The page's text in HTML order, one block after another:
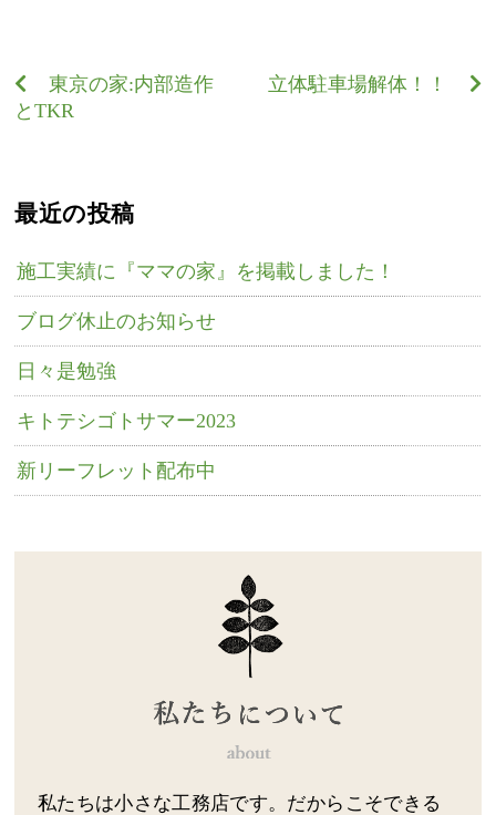
東京の家:内部造作
とTKR
立体駐車場解体！！
最近の投稿
施工実績に『ママの家』を掲載しました！
ブログ休止のお知らせ
日々是勉強
キトテシゴトサマー2023
新リーフレット配布中
私たちは小さな工務店です。だからこそできる